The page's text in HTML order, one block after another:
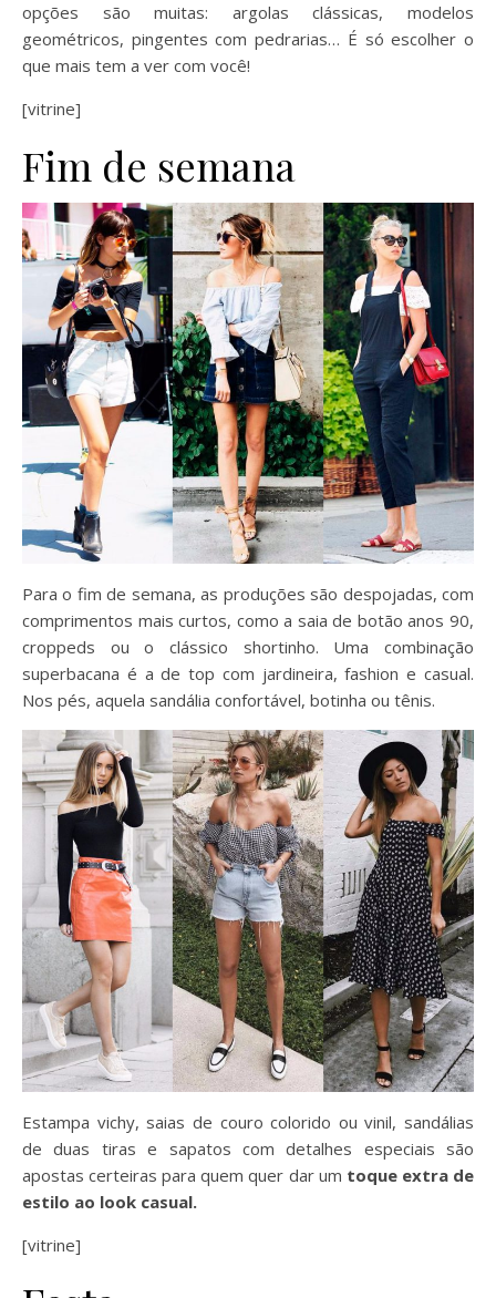
opções são muitas: argolas clássicas, modelos
geométricos, pingentes com pedrarias… É só escolher o
que mais tem a ver com você!
[vitrine]
Fim de semana
Para o fim de semana, as produções são despojadas, com
comprimentos mais curtos, como a saia de botão anos 90,
croppeds ou o clássico shortinho. Uma combinação
superbacana é a de top com jardineira, fashion e casual.
Nos pés, aquela sandália confortável, botinha ou tênis.
Estampa vichy, saias de couro colorido ou vinil, sandálias
de duas tiras e sapatos com detalhes especiais são
apostas certeiras para quem quer dar um toque extra de
estilo ao look casual.
[vitrine]